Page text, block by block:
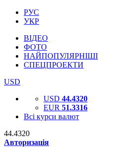
РУС
УКР
ВІДЕО
ФОТО
НАЙПОПУЛЯРНІШІ
СПЕЦПРОЕКТИ
USD
USD 44.4320
EUR 51.3316
Всі курси валют
44.4320
Авторизація